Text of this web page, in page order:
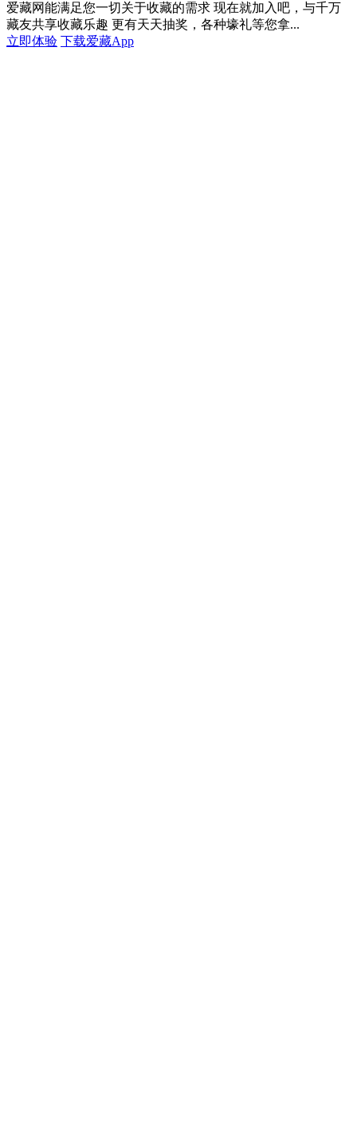
爱藏网能满足您一切关于收藏的需求 现在就加入吧，与千万
藏友共享收藏乐趣 更有天天抽奖，各种壕礼等您拿...
立即体验 下载爱藏App